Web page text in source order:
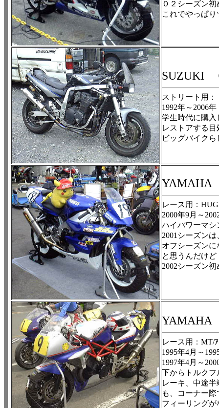
０２シーズン
これでやっぱ
SUZUKI
ストリート用：
1992年～2006年
学生時代に購
レストアする
ビッグバイク
レース用：
2000年9月～
ハイパワーマシ
2001シーズン
オフシーズン
と思うんだけど
2002シーズン
YAMAHA
レース用：MT/ｱ
1995年4月～
1997年4月～
下からトルク
レーキ、中途
も、コーナー
フィーリング